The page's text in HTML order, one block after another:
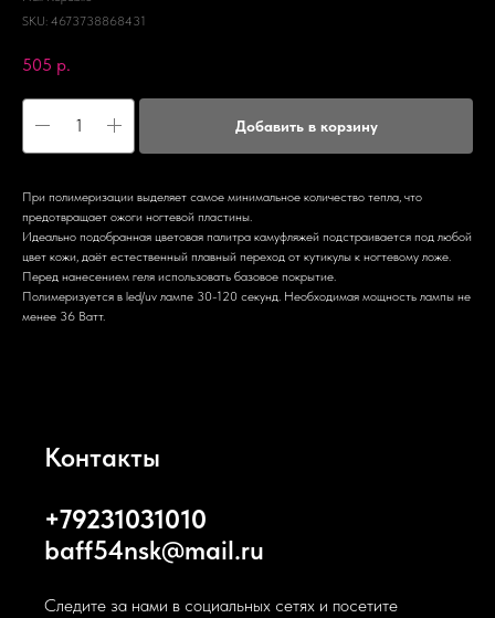
SKU: 4673738868431
505 р.
Добавить в корзину
При полимеризации выделяет самое минимальное количество тепла, что
предотвращает ожоги ногтевой пластины.
Идеально подобранная цветовая палитра камуфляжей подстраивается под любой
цвет кожи, даёт естественный плавный переход от кутикулы к ногтевому ложе.
Перед нанесением геля использовать базовое покрытие.
Полимеризуется в led/uv лампе 30-120 секунд. Необходимая мощность лампы не
менее 36 Ватт.
Контакты
+79231031010
baff54nsk@mail.ru
Следите за нами в социальных сетях и посетите